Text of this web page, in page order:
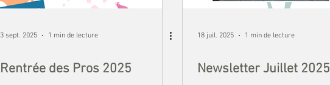
3 sept. 2025 1 min de lecture
Rentrée des Pros 2025
18 juil. 2025 1 min de lecture
Newsletter Juillet 2025